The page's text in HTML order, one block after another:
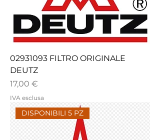
02931093 FILTRO ORIGINALE
DEUTZ
Prezzo
17,00 €
IVA esclusa
DISPONIBILI 5 PZ